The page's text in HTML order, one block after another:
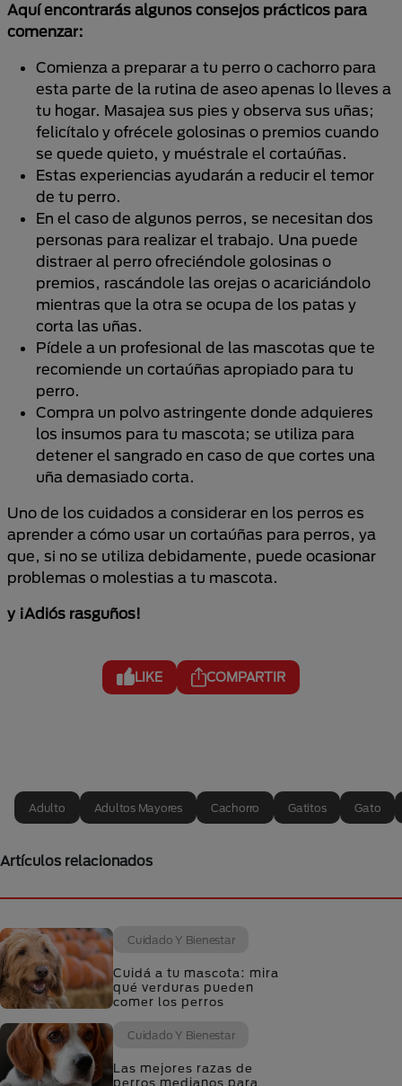
Aquí encontrarás algunos consejos prácticos para
comenzar:
Comienza a preparar a tu perro o cachorro para
esta parte de la rutina de aseo apenas lo lleves a
tu hogar. Masajea sus pies y observa sus uñas;
felicítalo y ofrécele golosinas o premios cuando
se quede quieto, y muéstrale el cortaúñas.
Estas experiencias ayudarán a reducir el temor
de tu perro.
En el caso de algunos perros, se necesitan dos
personas para realizar el trabajo. Una puede
distraer al perro ofreciéndole golosinas o
premios, rascándole las orejas o acariciándolo
mientras que la otra se ocupa de los patas y
corta las uñas.
Pídele a un profesional de las mascotas que te
recomiende un cortaúñas apropiado para tu
perro.
Compra un polvo astringente donde adquieres
los insumos para tu mascota; se utiliza para
detener el sangrado en caso de que cortes una
uña demasiado corta.
Uno de los cuidados a considerar en los perros es
aprender a cómo usar un cortaúñas para perros, ya
que, si no se utiliza debidamente, puede ocasionar
problemas o molestias a tu mascota.
y ¡Adiós rasguños!
LIKE COMPARTIR
Adulto Adultos Mayores Cachorro Gatitos Gato
Artículos relacionados
Cuidado Y Bienestar
Cuidá a tu mascota: mira
qué verduras pueden
comer los perros
Cuidado Y Bienestar
Las mejores razas de
perros medianos para